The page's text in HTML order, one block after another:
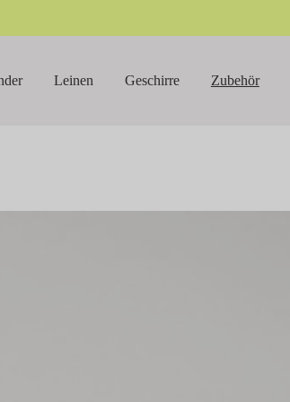
Leinen Geschirre Zubehör